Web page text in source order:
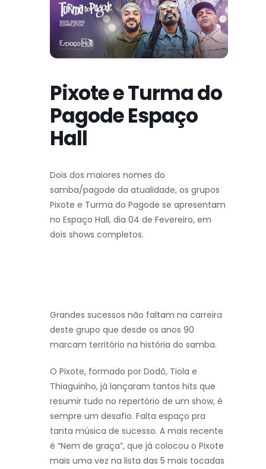
Pixote e Turma do
Pagode Espaço
Hall
Dois dos maiores nomes do
samba/pagode da atualidade, os grupos
Pixote e Turma do Pagode se apresentam
no Espaço Hall, dia 04 de Fevereiro, em
dois shows completos.
Grandes sucessos não faltam na carreira
deste grupo que desde os anos 90
marcam território na história do samba.
O Pixote, formado por Dodô, Tiola e
Thiaguinho, já lançaram tantos hits que
resumir tudo no repertório de um show, é
sempre um desafio. Falta espaço pra
tanta música de sucesso. A mais recente
é “Nem de graça”, que já colocou o Pixote
mais uma vez na lista das 5 mais tocadas